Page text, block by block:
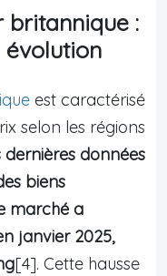
britannique :
évolution
est caractérisé
selon les régions
dernières données
biens
marché a
janvier 2025,
[4]. Cette hausse